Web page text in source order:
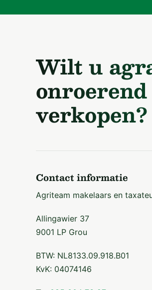
Wilt u
verkopen?
Contact informatie
Agriteam makelaars en
Allingawier 37
9001 LP Grou
BTW: NL8133.09.918.B01
KvK: 04074146